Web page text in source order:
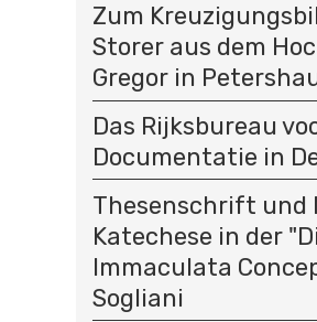
Zum
Storer aus dem
Gregor in
Das Rijksbureau
Documentatie in
Thesenschrift und
Katechese in der
Immaculata
Sogliani